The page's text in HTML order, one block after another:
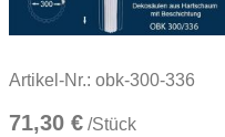
Artikel-Nr.: obk-300-336
71,30 € /Stück